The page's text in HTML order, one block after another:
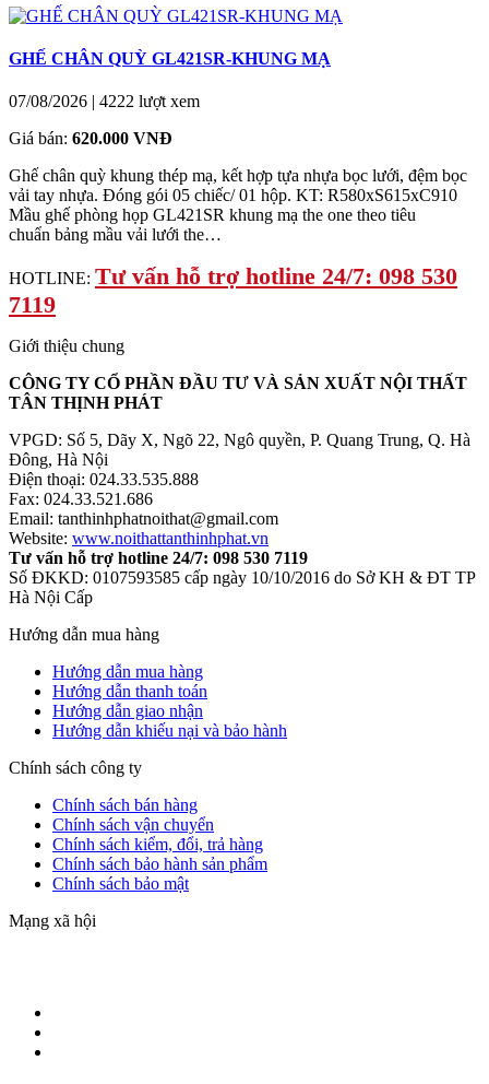
GHẾ CHÂN QUỲ GL421SR-KHUNG MẠ
07/08/2026 | 4222 lượt xem
Giá bán: 620.000 VNĐ
Ghế chân quỳ khung thép mạ, kết hợp tựa nhựa bọc lưới, đệm bọc
vải tay nhựa. Đóng gói 05 chiếc/ 01 hộp. KT: R580xS615xC910
Mầu ghế phòng họp GL421SR khung mạ the one theo tiêu
chuẩn bảng mầu vải lưới the…
HOTLINE: Tư vấn hỗ trợ hotline 24/7: 098 530
7119
Giới thiệu chung
CÔNG TY CỔ PHẦN ĐẦU TƯ VÀ SẢN XUẤT NỘI THẤT
TÂN THỊNH PHÁT
VPGD: Số 5, Dãy X, Ngõ 22, Ngô quyền, P. Quang Trung, Q. Hà
Đông, Hà Nội
Điện thoại: 024.33.535.888
Fax: 024.33.521.686
Email: tanthinhphatnoithat@gmail.com
Website: www.noithattanthinhphat.vn
Tư vấn hỗ trợ hotline 24/7: 098 530 7119
Số ĐKKD: 0107593585 cấp ngày 10/10/2016 do Sở KH & ĐT TP
Hà Nội Cấp
Hướng dẫn mua hàng
Hướng dẫn mua hàng
Hướng dẫn thanh toán
Hướng dẫn giao nhận
Hướng dẫn khiếu nại và bảo hành
Chính sách công ty
Chính sách bán hàng
Chính sách vận chuyển
Chính sách kiểm, đổi, trả hàng
Chính sách bảo hành sản phẩm
Chính sách bảo mật
Mạng xã hội